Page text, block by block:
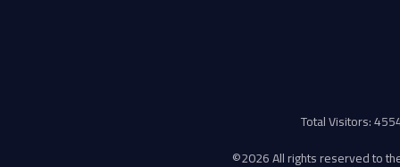
Total Visitors:
©2026 All rights reserved to